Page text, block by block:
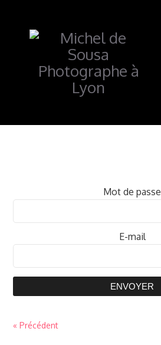
Mot de passe
E-mail
ENVOYER
« Précédent